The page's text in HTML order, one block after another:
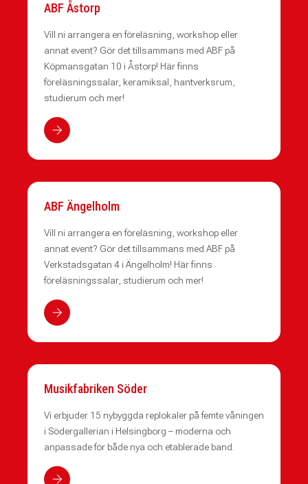
ABF Åstorp
Vill ni arrangera en föreläsning, workshop eller
annat event? Gör det tillsammans med ABF på
Köpmansgatan 10 i Åstorp! Här finns
föreläsningssalar, keramiksal, hantverksrum,
studierum och mer!
ABF Ängelholm
Vill ni arrangera en föreläsning, workshop eller
annat event? Gör det tillsammans med ABF på
Verkstadsgatan 4 i Ängelholm! Här finns
föreläsningssalar, studierum och mer!
Musikfabriken Söder
Vi erbjuder 15 nybyggda replokaler på femte våningen
i Södergallerian i Helsingborg – moderna och
anpassade för både nya och etablerade band.